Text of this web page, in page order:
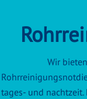
Wir
tages- und